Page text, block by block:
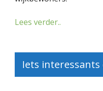
Lees verder..
Iets interessants